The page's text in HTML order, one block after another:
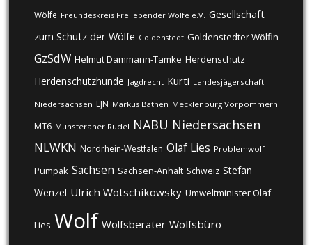
Wölfe Freundeskreis Freilebender Wölfe e.V. Gesellschaft
zum Schutz der Wölfe Goldenstedt Goldenstedter Wölfin
GzSdW Helmut Dammann-Tamke Herdenschutz
Herdenschutzhunde Jagdrecht Kurti Landesjägerschaft
Niedersachsen LJN Markus Bathen Mecklenburg Vorpommern
MT6 Munsteraner Rudel NABU Niedersachsen
NLWKN Nordrhein-Westfalen Olaf Lies Problemwolf
Pumpak Sachsen Sachsen-Anhalt Schweiz Stefan
Wenzel Ulrich Wotschikowsky Umweltminister Olaf
Lies Wolf Wolfsberater Wolfsbüro